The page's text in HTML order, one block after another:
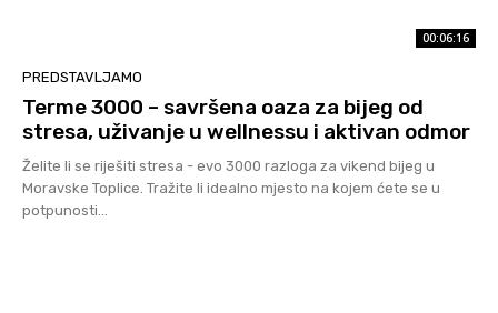
00:06:16
PREDSTAVLJAMO
Terme 3000 – savršena oaza za bijeg od
stresa, uživanje u wellnessu i aktivan odmor
Želite li se riješiti stresa - evo 3000 razloga za vikend bijeg u
Moravske Toplice. Tražite li idealno mjesto na kojem ćete se u
potpunosti...